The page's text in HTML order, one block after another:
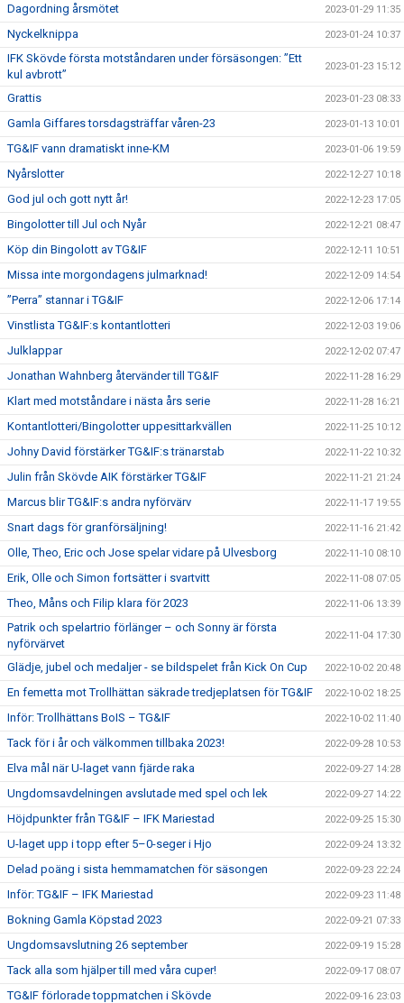
Dagordning årsmötet 2023-01-29 11:35
Nyckelknippa 2023-01-24 10:37
IFK Skövde första motståndaren under försäsongen: ”Ett
kul avbrott”
2023-01-23 15:12
Grattis 2023-01-23 08:33
Gamla Giffares torsdagsträffar våren-23 2023-01-13 10:01
TG&IF vann dramatiskt inne-KM 2023-01-06 19:59
Nyårslotter 2022-12-27 10:18
God jul och gott nytt år! 2022-12-23 17:05
Bingolotter till Jul och Nyår 2022-12-21 08:47
Köp din Bingolott av TG&IF 2022-12-11 10:51
Missa inte morgondagens julmarknad! 2022-12-09 14:54
”Perra” stannar i TG&IF 2022-12-06 17:14
Vinstlista TG&IF:s kontantlotteri 2022-12-03 19:06
Julklappar 2022-12-02 07:47
Jonathan Wahnberg återvänder till TG&IF 2022-11-28 16:29
Klart med motståndare i nästa års serie 2022-11-28 16:21
Kontantlotteri/Bingolotter uppesittarkvällen 2022-11-25 10:12
Johny David förstärker TG&IF:s tränarstab 2022-11-22 10:32
Julin från Skövde AIK förstärker TG&IF 2022-11-21 21:24
Marcus blir TG&IF:s andra nyförvärv 2022-11-17 19:55
Snart dags för granförsäljning! 2022-11-16 21:42
Olle, Theo, Eric och Jose spelar vidare på Ulvesborg 2022-11-10 08:10
Erik, Olle och Simon fortsätter i svartvitt 2022-11-08 07:05
Theo, Måns och Filip klara för 2023 2022-11-06 13:39
Patrik och spelartrio förlänger – och Sonny är första
nyförvärvet
2022-11-04 17:30
Glädje, jubel och medaljer - se bildspelet från Kick On Cup 2022-10-02 20:48
En femetta mot Trollhättan säkrade tredjeplatsen för TG&IF 2022-10-02 18:25
Inför: Trollhättans BoIS – TG&IF 2022-10-02 11:40
Tack för i år och välkommen tillbaka 2023! 2022-09-28 10:53
Elva mål när U-laget vann fjärde raka 2022-09-27 14:28
Ungdomsavdelningen avslutade med spel och lek 2022-09-27 14:22
Höjdpunkter från TG&IF – IFK Mariestad 2022-09-25 15:30
U-laget upp i topp efter 5–0-seger i Hjo 2022-09-24 13:32
Delad poäng i sista hemmamatchen för säsongen 2022-09-23 22:24
Inför: TG&IF – IFK Mariestad 2022-09-23 11:48
Bokning Gamla Köpstad 2023 2022-09-21 07:33
Ungdomsavslutning 26 september 2022-09-19 15:28
Tack alla som hjälper till med våra cuper! 2022-09-17 08:07
TG&IF förlorade toppmatchen i Skövde 2022-09-16 23:03